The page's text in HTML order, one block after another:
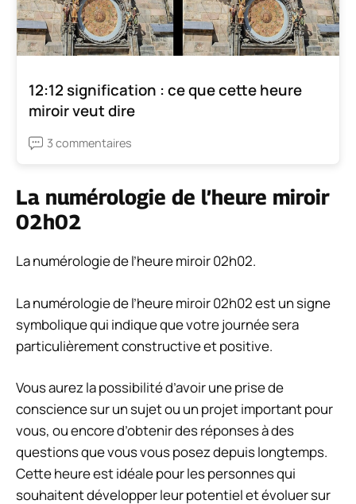
12:12 signification : ce que cette heure
miroir veut dire
3 commentaires
La numérologie de l’heure miroir
02h02
La numérologie de l’heure miroir 02h02.
La numérologie de l’heure miroir 02h02 est un signe
symbolique qui indique que votre journée sera
particulièrement constructive et positive.
Vous aurez la possibilité d’avoir une prise de
conscience sur un sujet ou un projet important pour
vous, ou encore d’obtenir des réponses à des
questions que vous vous posez depuis longtemps.
Cette heure est idéale pour les personnes qui
souhaitent développer leur potentiel et évoluer sur